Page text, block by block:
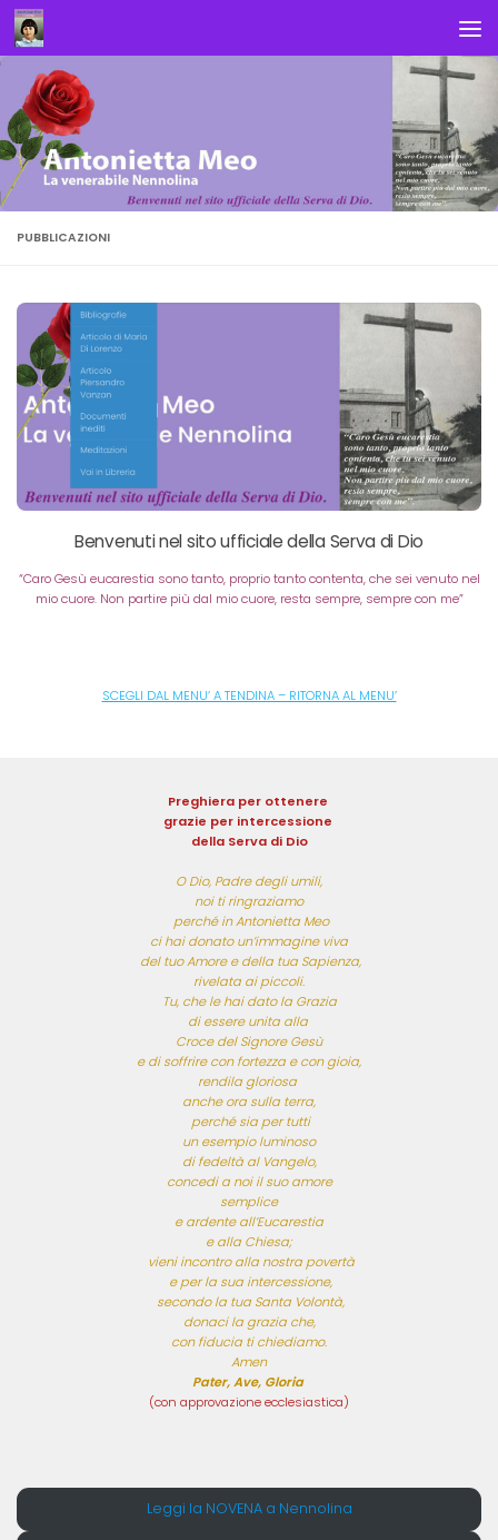
Salta al contenuto
PUBBLICAZIONI
Benvenuti nel sito ufficiale della Serva di Dio
“Caro Gesù eucarestia sono tanto, proprio tanto contenta, che sei venuto nel
mio cuore. Non partire più dal mio cuore, resta sempre, sempre con me”
SCEGLI DAL MENU’ A TENDINA – RITORNA AL MENU’
Preghiera per ottenere
grazie per intercessione
della Serva di Dio
O Dio, Padre degli umili,
noi ti ringraziamo
perché in Antonietta Meo
ci hai donato un’immagine viva
del tuo Amore e della tua Sapienza,
rivelata ai piccoli.
Tu, che le hai dato la Grazia
di essere unita alla
Croce del Signore Gesù
e di soffrire con fortezza e con gioia,
rendila gloriosa
anche ora sulla terra,
perché sia per tutti
un esempio luminoso
di fedeltà al Vangelo,
concedi a noi il suo amore
semplice
e ardente all’Eucarestia
e alla Chiesa;
vieni incontro alla nostra povertà
e per la sua intercessione,
secondo la tua Santa Volontà,
donaci la grazia che,
con fiducia ti chiediamo.
Pater, Ave, Gloria
(con approvazione ecclesiastica)
Leggi la NOVENA a Nennolina